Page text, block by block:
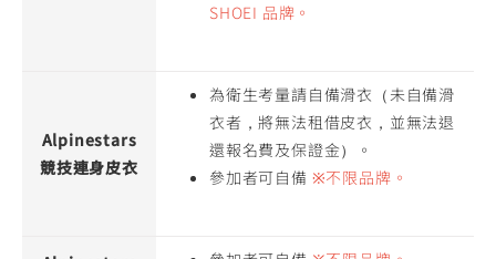
SHOEI 品牌。
Alpinestars
競技連身皮衣
為衛生考量請自備滑衣（未自備滑
衣者，將無法租借皮衣，並無法退
還報名費及保證金）。
參加者可自備 ※不限品牌。